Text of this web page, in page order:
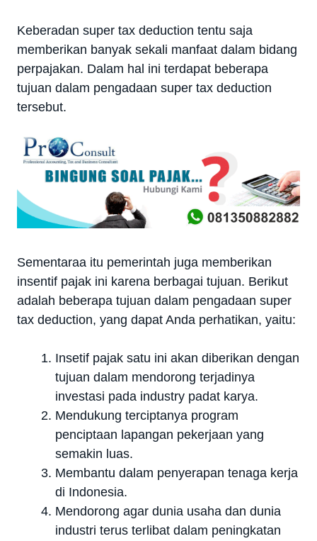
Keberadan super tax deduction tentu saja
memberikan banyak sekali manfaat dalam bidang
perpajakan. Dalam hal ini terdapat beberapa
tujuan dalam pengadaan super tax deduction
tersebut.
Sementaraa itu pemerintah juga memberikan
insentif pajak ini karena berbagai tujuan. Berikut
adalah beberapa tujuan dalam pengadaan super
tax deduction, yang dapat Anda perhatikan, yaitu:
Insetif pajak satu ini akan diberikan dengan
tujuan dalam mendorong terjadinya
investasi pada industry padat karya.
Mendukung terciptanya program
penciptaan lapangan pekerjaan yang
semakin luas.
Membantu dalam penyerapan tenaga kerja
di Indonesia.
Mendorong agar dunia usaha dan dunia
industri terus terlibat dalam peningkatan